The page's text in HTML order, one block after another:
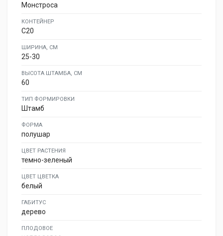
Монстроса
КОНТЕЙНЕР
C20
ШИРИНА, СМ
25-30
ВЫСОТА ШТАМБА, СМ
60
ТИП ФОРМИРОВКИ
Штамб
ФОРМА
полушар
ЦВЕТ РАСТЕНИЯ
темно-зеленый
ЦВЕТ ЦВЕТКА
белый
ГАБИТУС
дерево
ПЛОДОВОЕ